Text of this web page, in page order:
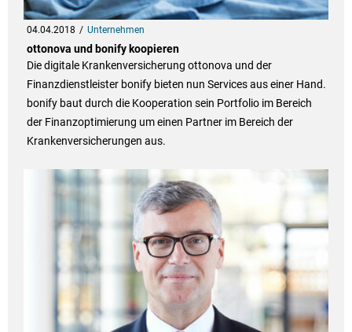
04.04.2018 Unternehmen
ottonova und bonify koopieren
Die digitale Krankenversicherung ottonova und der
Finanzdienstleister bonify bieten nun Services aus einer Hand.
bonify baut durch die Kooperation sein Portfolio im Bereich
der Finanzoptimierung um einen Partner im Bereich der
Krankenversicherungen aus.